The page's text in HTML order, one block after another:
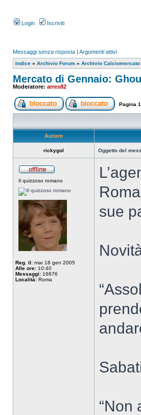
Login Iscriviti
Messaggi senza risposta | Argomenti attivi
Indice » Archivio Forum » Archivio Calciomercato
Mercato di Gennaio:
Moderatore: arres82
Pagina 1
Autore
rickygol Oggetto del
Il quizzoso romano
Reg. il: mar 18 gen 2005
Alle ore: 10:40
Messaggi: 16676
Località: Roma
sue
“Non